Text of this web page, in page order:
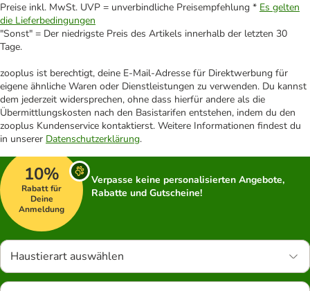
Preise inkl. MwSt. UVP = unverbindliche Preisempfehlung * Es gelten
die Lieferbedingungen
"Sonst" = Der niedrigste Preis des Artikels innerhalb der letzten 30
Tage.
zooplus ist berechtigt, deine E-Mail-Adresse für Direktwerbung für
eigene ähnliche Waren oder Dienstleistungen zu verwenden. Du kannst
dem jederzeit widersprechen, ohne dass hierfür andere als die
Übermittlungskosten nach den Basistarifen entstehen, indem du den
zooplus Kundenservice kontaktierst. Weitere Informationen findest du
in unserer Datenschutzerklärung.
10%
Rabatt für
Deine
Anmeldung
Verpasse keine personalisierten Angebote,
Rabatte und Gutscheine!
Haustierart auswählen